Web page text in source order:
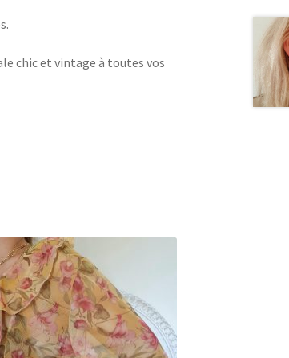
chic et vintage à toutes vos